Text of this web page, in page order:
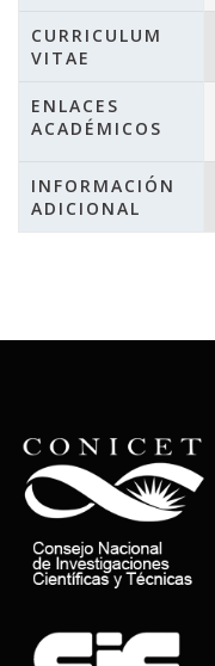
CURRICULUM
VITAE
ENLACES
ACADÉMICOS
INFORMACIÓN
ADICIONAL